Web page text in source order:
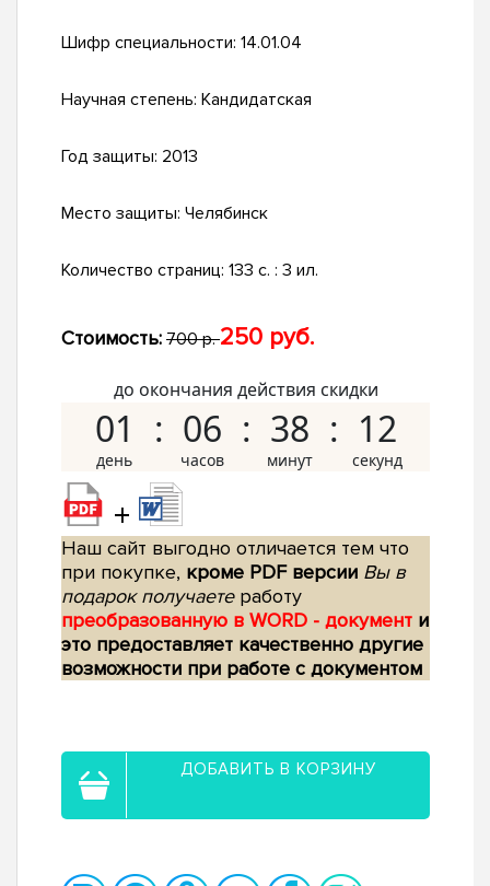
Шифр специальности: 14.01.04
Научная степень: Кандидатская
Год защиты: 2013
Место защиты: Челябинск
Количество страниц: 133 с. : 3 ил.
Стоимость: 700 р.250 руб.
до окончания действия скидки
01 06 38 11
+
Наш сайт выгодно отличается тем что
при покупке, кроме PDF версии Вы в
подарок получаетеработу
преобразованную в WORD - документ и
это предоставляет качественно другие
возможности при работе с документом
ДОБАВИТЬ В КОРЗИНУ